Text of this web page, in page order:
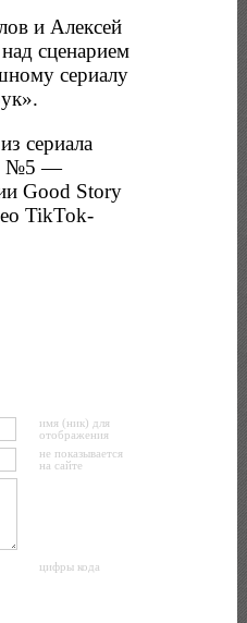
и Алексей
сценарием
сериалу
сериала
№5 —
Good Story
TikTok-
имя (ник) для
отображения
не показывается
на сайте
цифры кода